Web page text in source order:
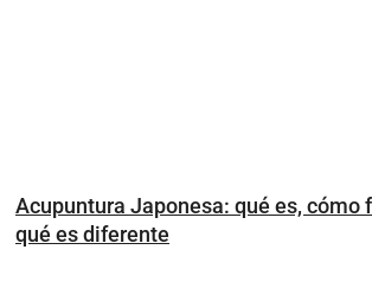
Acupuntura Japonesa: qué es, cómo
qué es diferente